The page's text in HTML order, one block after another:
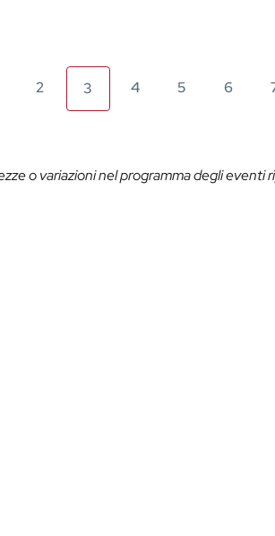
2 3 4 5 6
o variazioni nel programma degli